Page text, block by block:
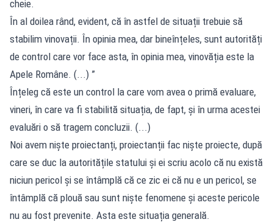
cheie.
În al doilea rând, evident, că în astfel de situații trebuie să
stabilim vinovații. În opinia mea, dar bineînțeles, sunt autorități
de control care vor face asta, în opinia mea, vinovăția este la
Apele Române. (...) ”
Înțeleg că este un control la care vom avea o primă evaluare,
vineri, în care va fi stabilită situația, de fapt, și în urma acestei
evaluări o să tragem concluzii. (...)
Noi avem niște proiectanți, proiectanții fac niște proiecte, după
care se duc la autoritățile statului și ei scriu acolo că nu există
niciun pericol și se întâmplă că ce zic ei că nu e un pericol, se
întâmplă că plouă sau sunt niște fenomene și aceste pericole
nu au fost prevenite. Asta este situația generală.